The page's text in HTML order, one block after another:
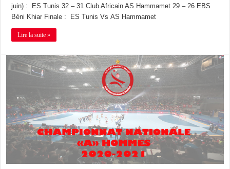
juin) : ES Tunis 32 – 31 Club Africain AS Hammamet 29 – 26 EBS
Béni Khiar Finale : ES Tunis Vs AS Hammamet
Lire la suite »